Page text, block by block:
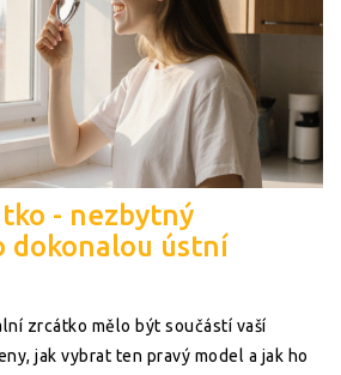
- nezbytný
dokonalou ústní
zrcátko mělo být součástí vaší
jak vybrat ten pravý model a jak ho